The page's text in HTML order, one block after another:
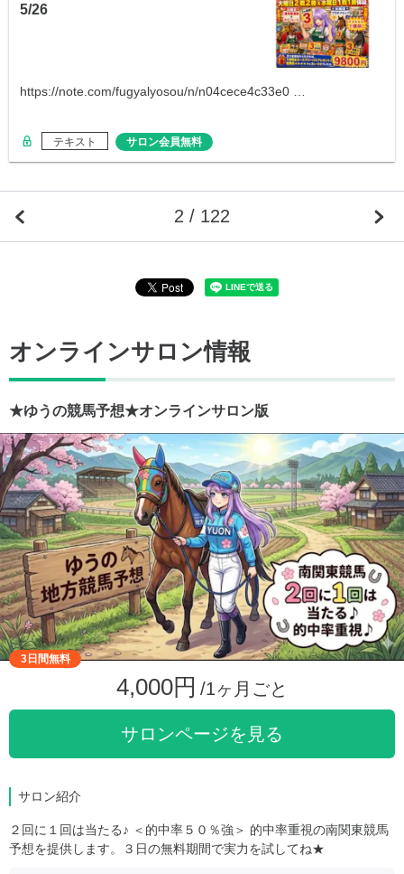
5/26
https://note.com/fugyalyosou/n/n04cece4c33e0 …
テキスト サロン会員無料
2 / 122
オンラインサロン情報
★ゆうの競馬予想★オンラインサロン版
3日間無料
4,000円 /1ヶ月ごと
サロンページを見る
サロン紹介
２回に１回は当たる♪ ＜的中率５０％強＞ 的中率重視の南関東競馬
予想を提供します。３日の無料期間で実力を試してね★